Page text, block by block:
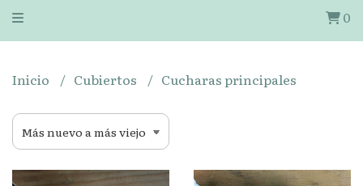
0
Inicio Cubiertos Cucharas principales